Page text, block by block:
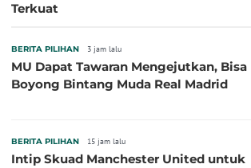
Terkuat
BERITA PILIHAN 3 jam lalu
MU Dapat Tawaran Mengejutkan, Bisa
Boyong Bintang Muda Real Madrid
BERITA PILIHAN 15 jam lalu
Intip Skuad Manchester United untuk